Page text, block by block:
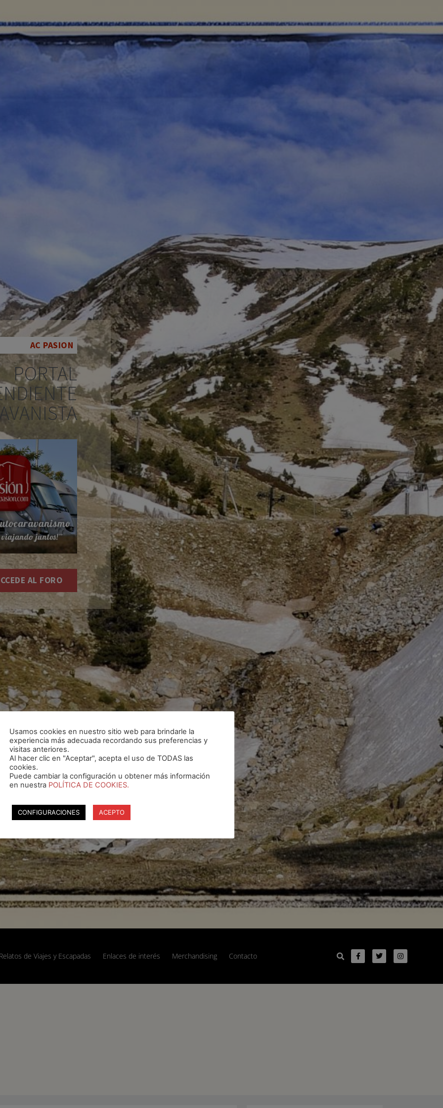
AC PASION
PORTAL
AL FORO
de Viajes y Escapadas Enlaces de interés Merchandising Contacto
Usamos cookies en nuestro sitio web para brindarle la
experiencia más adecuada recordando sus preferencias y
visitas anteriores.
Al hacer clic en "Aceptar", acepta el uso de TODAS las
cookies.
Puede cambiar la configuración u obtener más información
en nuestra POLÍTICA DE COOKIES.
CONFIGURACIONES ACEPTO